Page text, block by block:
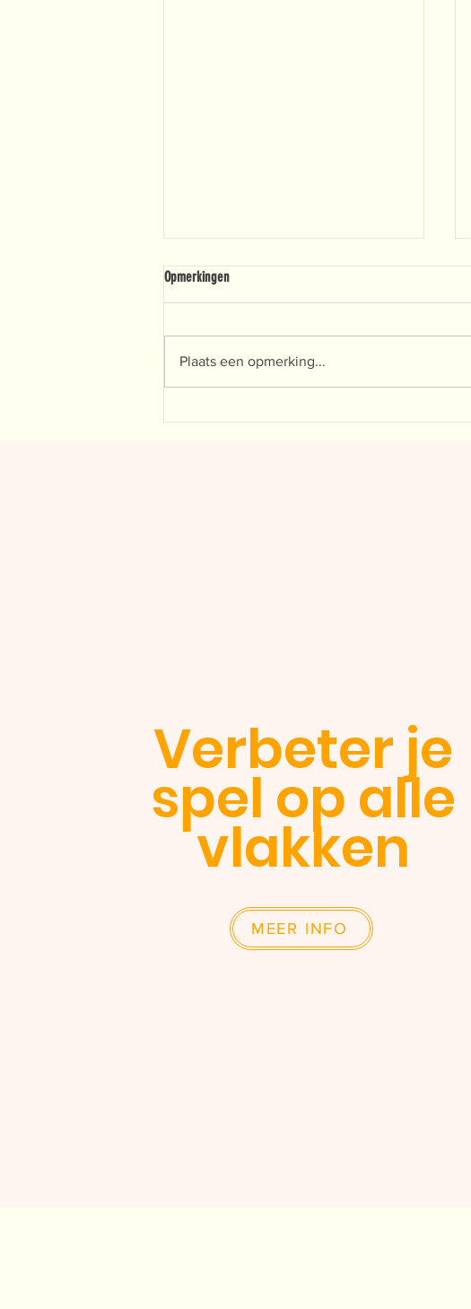
Opmerkingen
Plaats een opmerking...
Verbeter je
spel op alle
vlakken
MEER INFO